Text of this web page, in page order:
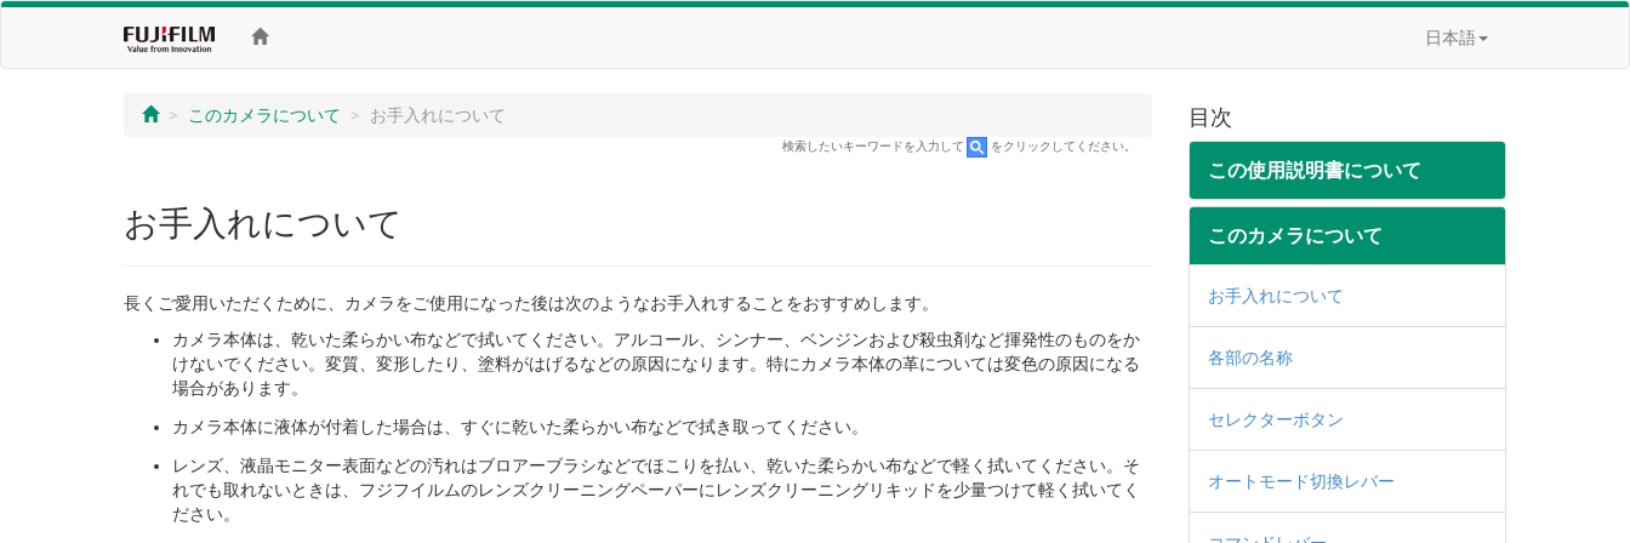
日本語
このカメラについて お手入れについて
検索したいキーワードを入力して をクリックしてください。
お手入れについて
長くご愛用いただくために、カメラをご使用になった後は次のようなお手入れすることをおすすめします。
カメラ本体は、乾いた柔らかい布などで拭いてください。アルコール、シンナー、ベンジンおよび殺虫剤など揮発性のものをか
けないでください。変質、変形したり、塗料がはげるなどの原因になります。特にカメラ本体の革については変色の原因になる
場合があります。
カメラ本体に液体が付着した場合は、すぐに乾いた柔らかい布などで拭き取ってください。
レンズ、液晶モニター表面などの汚れはブロアーブラシなどでほこりを払い、乾いた柔らかい布などで軽く拭いてください。そ
れでも取れないときは、フジフイルムのレンズクリーニングペーパーにレンズクリーニングリキッドを少量つけて軽く拭いてく
ださい。
目次
この使用説明書について
このカメラについて
お手入れについて
各部の名称
セレクターボタン
オートモード切換レバー